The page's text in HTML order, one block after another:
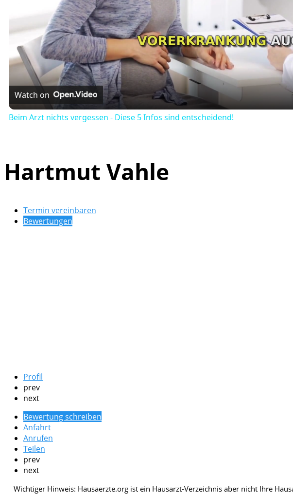
Video
Watch on
Beim Arzt nichts vergessen - Diese 5 Infos sind entscheidend!
Hartmut Vahle
Termin vereinbaren
Bewertungen
Profil
prev
next
Bewertung schreiben
Anfahrt
Anrufen
Teilen
prev
next